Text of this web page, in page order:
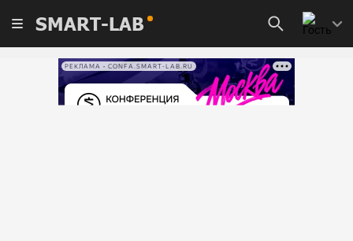
SMART-LAB
РЕКЛАМА • CONFA.SMART-LAB.RU